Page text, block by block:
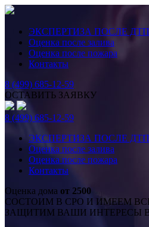
ЭКСПЕРТИЗА ПОСЛЕ ДТП
Оценка после залива
Оценка после пожара
Контакты
8 (499) 685-12-59
ОСТАВИТЬ ЗАЯВКУ
8 (499) 685-12-59
ЭКСПЕРТИЗА ПОСЛЕ ДТП
Оценка после залива
Оценка после пожара
Контакты
Оценка дома от 2500
СОСТОИМ В СРО И ИМЕЕМ
ЗАЩИТИМ ВАШИ ИНТЕРЕСЫ